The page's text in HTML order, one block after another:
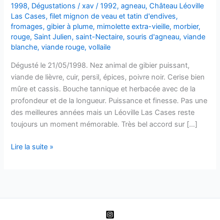
1998, Dégustations /xav/1992,agneau,Château Léoville
Las Cases,filet mignon de veau et tatin d'endives,
fromages,gibier à plume, mimolette extra-vieille, morbier,
rouge, Saint Julien, saint-Nectaire, souris d'agneau,viande
blanche,viande rouge,vollaile
Dégusté le 21/05/1998. Nez animal de gibier puissant,
viande de lièvre, cuir, persil, épices, poivre noir. Cerise bien
mûre et cassis. Bouche tannique et herbacée avec de la
profondeur et de la longueur. Puissance et finesse. Pas une
des meilleures années mais un Léoville Las Cases reste
toujours un moment mémorable. Très bel accord sur […]
Saint
Lire la suite »